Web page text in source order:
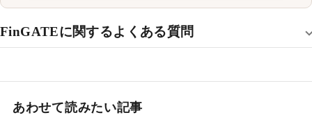
FinGATEに関するよくある質問
あわせて読みたい記事